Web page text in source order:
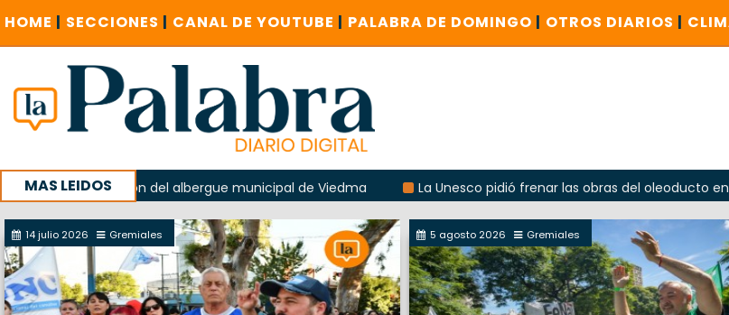
HOME | SECCIONES | CANAL DE YOUTUBE | PALABRA DE DOMINGO | OTROS DIARIOS |
MAS LEIDOS
en la explosión del albergue municipal de Viedma La Unesco pidió frenar las obras del oleoducto en
con un encuentro provincial en Roca
14 julio 2026 Gremiales 5 agosto 2026 Gremiales